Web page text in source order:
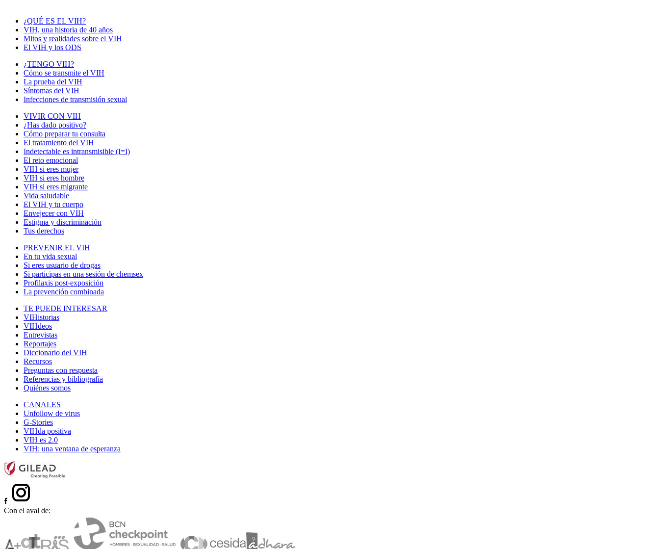
¿QUÉ ES EL VIH?
VIH, una historia de 40 años
Mitos y realidades sobre el VIH
El VIH y los ODS
¿TENGO VIH?
Cómo se transmite el VIH
La prueba del VIH
Síntomas del VIH
Infecciones de transmisión sexual
VIVIR CON VIH
¿Has dado positivo?
Cómo preparar tu consulta
El tratamiento del VIH
Indetectable es intransmisible (I=I)
El reto emocional
VIH si eres mujer
VIH si eres hombre
VIH si eres migrante
Vida saludable
El VIH y tu cuerpo
Envejecer con VIH
Estigma y discriminación
Tus derechos
PREVENIR EL VIH
En tu vida sexual
Si eres usuario de drogas
Si participas en una sesión de chemsex
Profilaxis post-exposición
La prevención combinada
TE PUEDE INTERESAR
VIHistorias
VIHdeos
Entrevistas
Reportajes
Diccionario del VIH
Recursos
Preguntas con respuesta
Referencias y bibliografía
Quiénes somos
CANALES
Unfollow de virus
G-Stories
VIHda positiva
VIH es 2.0
VIH: una ventana de esperanza
Con el aval de: